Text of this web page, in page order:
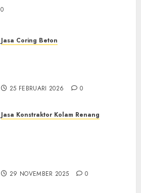
0
Jasa Coring Beton
25 FEBRUARI 2026 0
Jasa Konstraktor Kolam Renang
29 NOVEMBER 2025 0